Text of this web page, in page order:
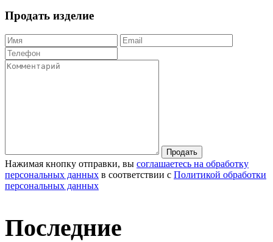
Продать изделие
Продать
Нажимая кнопку отправки, вы соглашаетесь на обработку
персональных данных в соответствии с Политикой обработки
персональных данных
Последние